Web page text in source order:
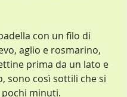
con un filo di
aglio e rosmarino,
prima da un lato e
sono così sottili che si
minuti.